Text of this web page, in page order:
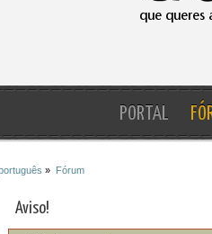
PORTAL
» Fórum
Aviso!